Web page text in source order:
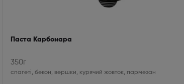
Паста Карбонара
350г
спагеті, бекон, вершки, курячий жовток, пармезан